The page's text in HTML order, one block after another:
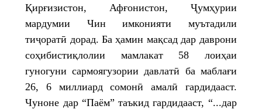
Қирғизистон, Афғонистон, Ҷумҳурии
мардумии Чин имконияти муътадили
тиҷоратӣ дорад. Ба ҳамин мақсад дар даврони
соҳибистиқлолии мамлакат 58 лоиҳаи
гуногуни сармоягузории давлатӣ ба маблағи
26, 6 миллиард сомонӣ амалӣ гардидааст.
Чуноне дар “Паём” таъкид гардидааст, “...дар